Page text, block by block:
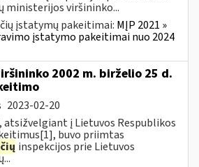
ministerijos viršininko...
įstatymų pakeitimai: MĮP 2021 »
įstatymo pakeitimai nuo 2024
2002 m. birželio 25 d.
2023-02-20
į Lietuvos Respublikos
buvo priimtas
inspekcijos prie Lietuvos